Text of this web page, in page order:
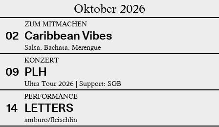
Oktober 2026
02
ZUM MITMACHEN
Caribbean Vibes
Salsa, Bachata, Merengue
09
KONZERT
PLH
Ultra Tour 2026 | Support: SGB
14
PERFORMANCE
LETTERS
amburo/fleischlin